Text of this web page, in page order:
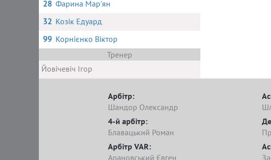
28 Фарина Мар'ян
32 Козік Едуард
99 Корнієнко Віктор
Тренер
Йовічевіч Ігор
Арбітр:
Шандор Олександр
4-й арбітр:
Блавацький Роман
Арбітр VAR:
Арановський Євген